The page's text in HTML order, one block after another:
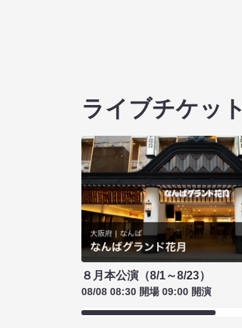
ライブチケット
８月本公演（8/1～8/23）
08/08 08:30 開場 09:00 開演